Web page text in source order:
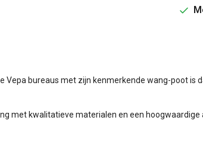
bureaus met zijn kenmerkende wang-poot
met kwalitatieve materialen en een